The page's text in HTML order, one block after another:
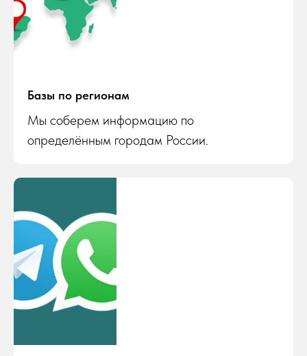
Базы по регионам
Мы соберем информацию по
определённым городам России.